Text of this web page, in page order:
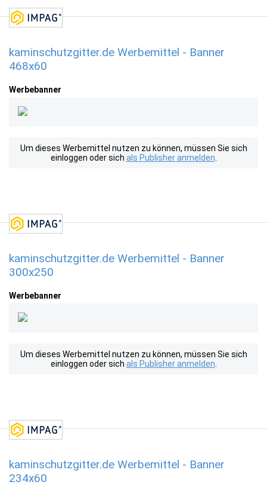
kaminschutzgitter.de Werbemittel - Banner
468x60
Werbebanner
Um dieses Werbemittel nutzen zu können, müssen Sie sich
einloggen oder sich als Publisher anmelden
kaminschutzgitter.de Werbemittel - Banner
300x250
Werbebanner
Um dieses Werbemittel nutzen zu können, müssen Sie sich
einloggen oder sich als Publisher anmelden
kaminschutzgitter.de Werbemittel - Banner
234x60